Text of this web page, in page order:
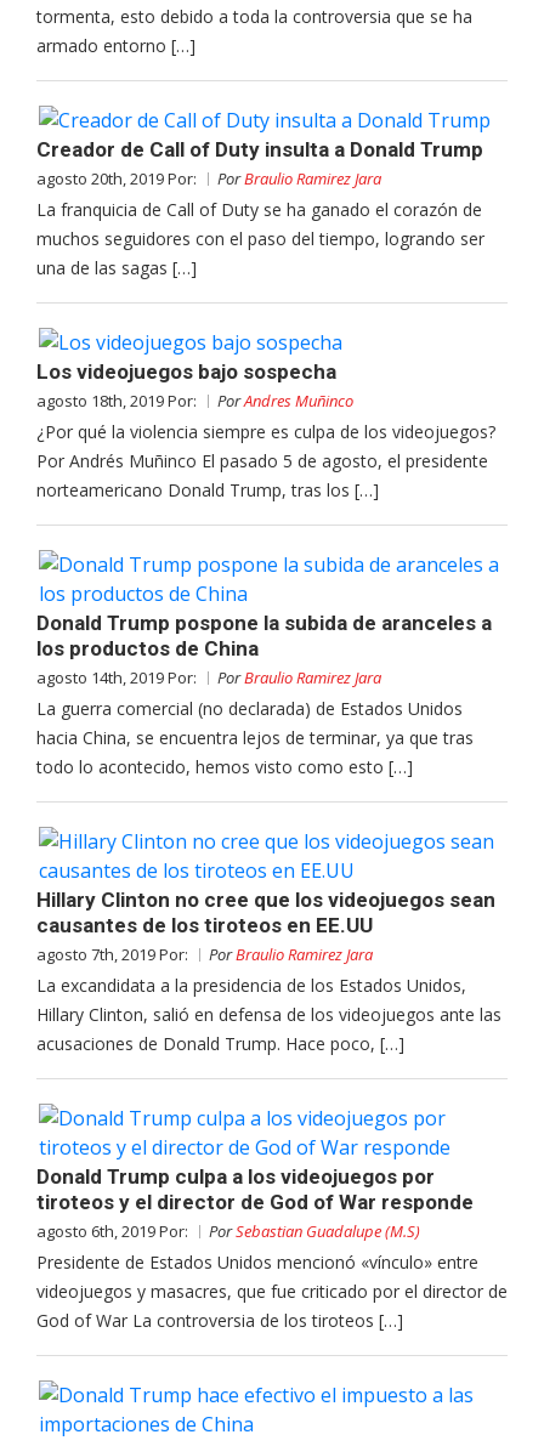
tormenta, esto debido a toda la controversia que se ha
armado entorno […]
Creador de Call of Duty insulta a Donald Trump
agosto 20th, 2019 Por: PorBraulio Ramirez Jara
La franquicia de Call of Duty se ha ganado el corazón de
muchos seguidores con el paso del tiempo, logrando ser
una de las sagas […]
Los videojuegos bajo sospecha
agosto 18th, 2019 Por: PorAndres Muñinco
¿Por qué la violencia siempre es culpa de los videojuegos?
Por Andrés Muñinco El pasado 5 de agosto, el presidente
norteamericano Donald Trump, tras los […]
Donald Trump pospone la subida de aranceles a
los productos de China
agosto 14th, 2019 Por: PorBraulio Ramirez Jara
La guerra comercial (no declarada) de Estados Unidos
hacia China, se encuentra lejos de terminar, ya que tras
todo lo acontecido, hemos visto como esto […]
Hillary Clinton no cree que los videojuegos sean
causantes de los tiroteos en EE.UU
agosto 7th, 2019 Por: PorBraulio Ramirez Jara
La excandidata a la presidencia de los Estados Unidos,
Hillary Clinton, salió en defensa de los videojuegos ante las
acusaciones de Donald Trump. Hace poco, […]
Donald Trump culpa a los videojuegos por
tiroteos y el director de God of War responde
agosto 6th, 2019 Por: PorSebastian Guadalupe (M.S)
Presidente de Estados Unidos mencionó «vínculo» entre
videojuegos y masacres, que fue criticado por el director de
God of War La controversia de los tiroteos […]